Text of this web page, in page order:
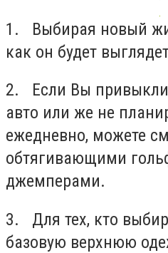
1. Выбирая новый
как он будет
2. Если Вы привыкли
авто или же не
ежедневно, можете
обтягивающими
джемперами.
3. Для тех, кто
базовую верхнюю